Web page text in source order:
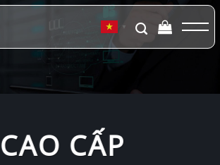
▼
CAO CẤP